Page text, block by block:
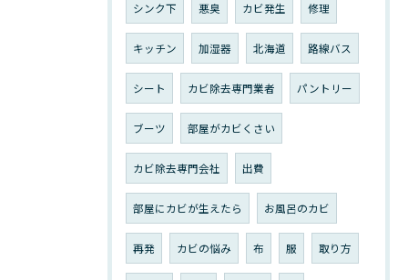
シンク下 悪臭 カビ発生 修理
キッチン 加湿器 北海道 路線バス
シート カビ除去専門業者 パントリー
ブーツ 部屋がカビくさい
カビ除去専門会社 出費
部屋にカビが生えたら お風呂のカビ
再発 カビの悩み 布 服 取り方